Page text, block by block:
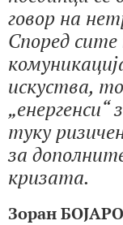
говор на
Според
искуства,
туку
за
кризата.
Зоран